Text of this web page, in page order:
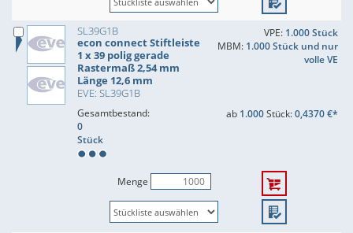
SL39G1B
econ connect Stiftleiste
1 x 39 polig gerade
Rastermaß 2,54 mm
Länge 12,6 mm
EVE: SL39G1B
VPE: 1.000 Stück
MBM: 1.000 Stück und nur
volle VE
Gesamtbestand:
0
Stück
ab 1.000Stück:0,4370 €*
Menge